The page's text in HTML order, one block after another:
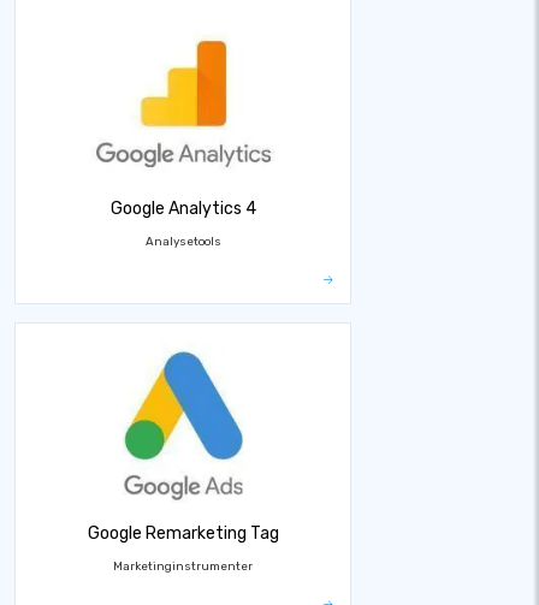
Google Analytics 4
Analysetools
Google Remarketing Tag
Marketinginstrumenter